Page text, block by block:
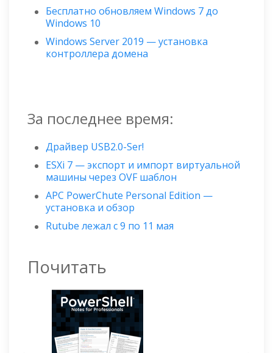
Бесплатно обновляем Windows 7 до
Windows 10
Windows Server 2019 — установка
контроллера домена
За последнее время:
Драйвер USB2.0-Ser!
ESXi 7 — экспорт и импорт виртуальной
машины через OVF шаблон
APC PowerChute Personal Edition —
установка и обзор
Rutube лежал с 9 по 11 мая
Почитать